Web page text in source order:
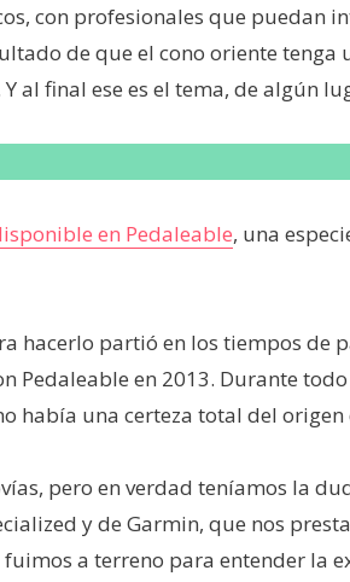
con profesionales que puedan
de que el cono oriente
al final ese es el tema, de algún
en Pedaleable, una
hacerlo partió en los tiempos de
Pedaleable en 2013. Durante
había una certeza total del
pero en verdad teníamos la
y de Garmin, que nos
a terreno para entender la